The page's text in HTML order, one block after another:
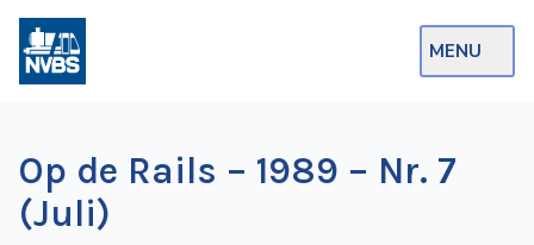
MENU
Op de Rails
NVBS Actueel
Op de Rails – 1989 – Nr. 7
(Juli)